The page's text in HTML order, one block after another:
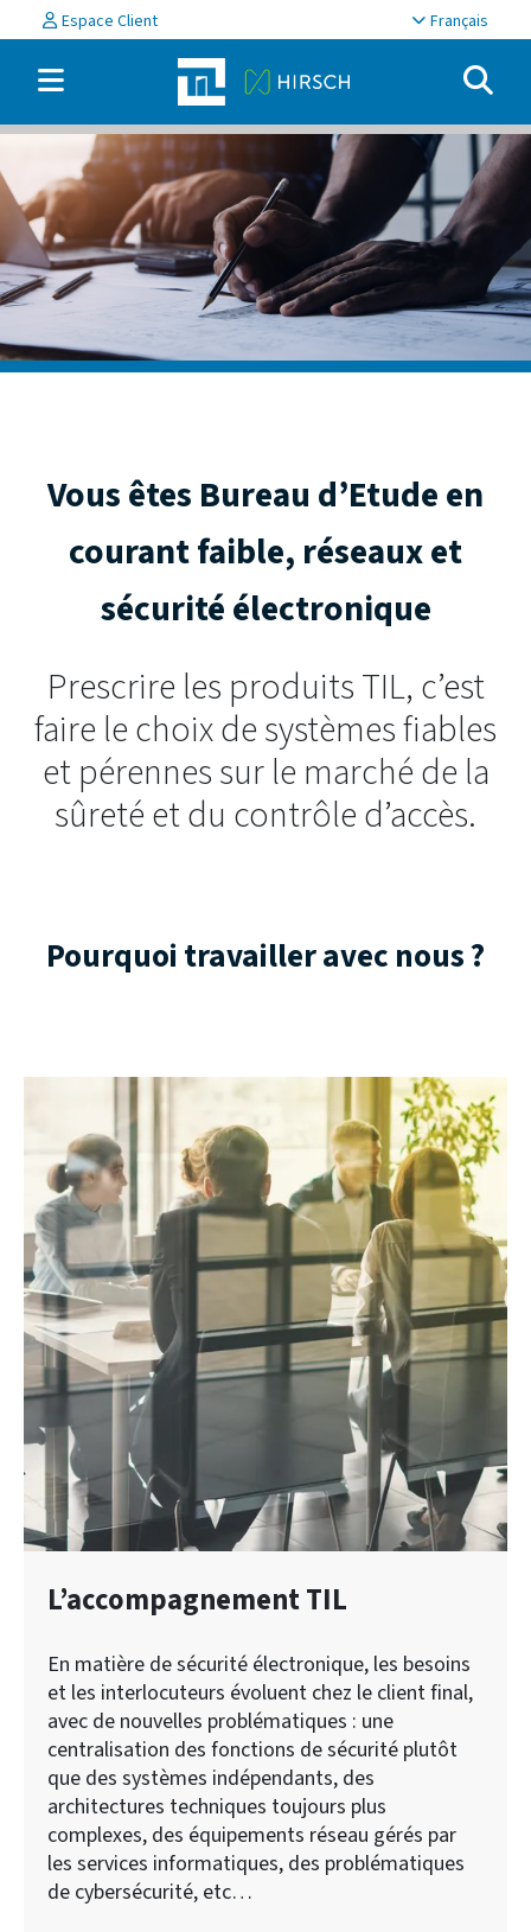
Espace Client Français
Vous êtes Bureau d’Etude en
courant faible, réseaux et
sécurité électronique
Prescrire les produits TIL, c’est
faire le choix de systèmes fiables
et pérennes sur le marché de la
sûreté et du contrôle d’accès.
Pourquoi travailler avec nous ?
L’accompagnement TIL
En matière de sécurité électronique, les besoins
et les interlocuteurs évoluent chez le client final,
avec de nouvelles problématiques : une
centralisation des fonctions de sécurité plutôt
que des systèmes indépendants, des
architectures techniques toujours plus
complexes, des équipements réseau gérés par
les services informatiques, des problématiques
de cybersécurité, etc…